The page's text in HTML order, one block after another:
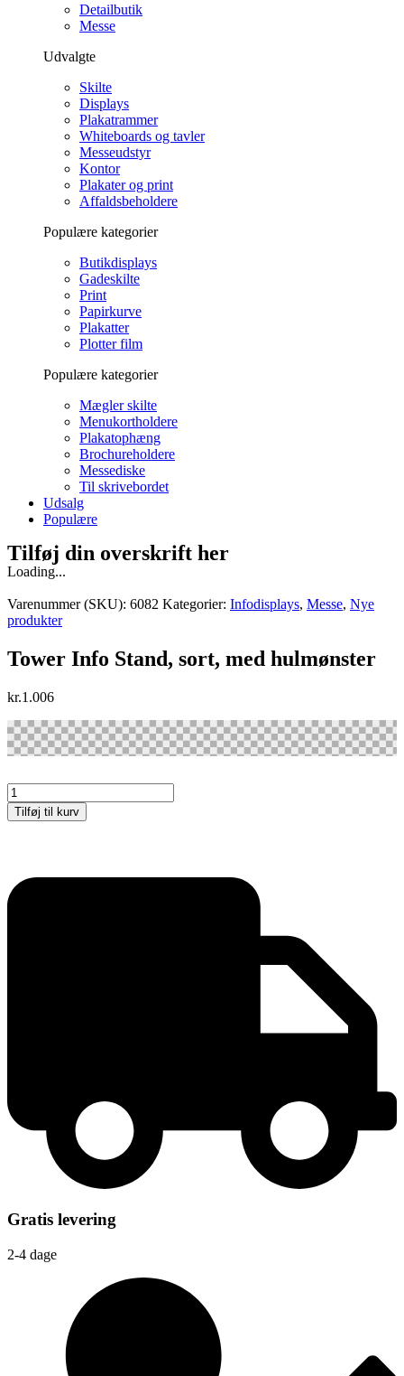
Detailbutik
Messe
Udvalgte
Skilte
Displays
Plakatrammer
Whiteboards og tavler
Messeudstyr
Kontor
Plakater og print
Affaldsbeholdere
Populære kategorier
Butikdisplays
Gadeskilte
Print
Papirkurve
Plakatter
Plotter film
Populære kategorier
Mægler skilte
Menukortholdere
Plakatophæng
Brochureholdere
Messediske
Til skrivebordet
Udsalg
Populære
Tilføj din overskrift her
Loading...
Varenummer (SKU): 6082 Kategorier: Infodisplays, Messe, Nye
produkter
Tower Info Stand, sort, med hulmønster
kr.1.006
Tower
Info
Stand,
antal
Tilføj til kurv
Gratis levering
2-4 dage